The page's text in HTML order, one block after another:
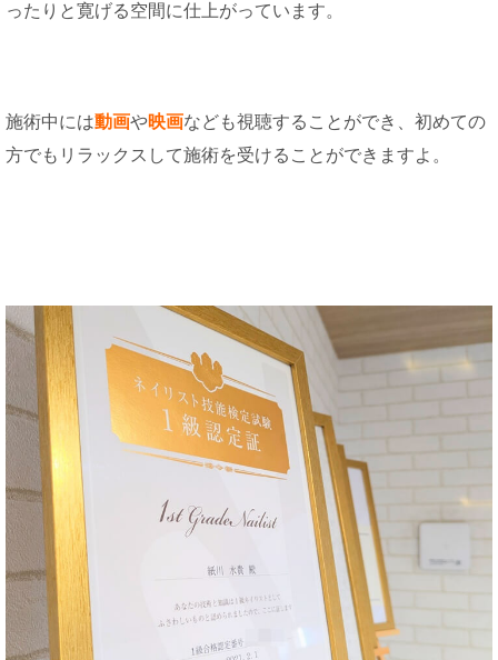
ったりと寛げる空間に仕上がっています。
施術中には動画や映画なども視聴することができ、初めての
方でもリラックスして施術を受けることができますよ。